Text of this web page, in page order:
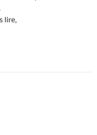
lire,